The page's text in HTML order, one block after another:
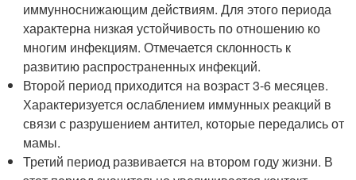
иммунноснижающим действиям. Для этого периода
характерна низкая устойчивость по отношению ко
многим инфекциям. Отмечается склонность к
развитию распространенных инфекций.
Второй период приходится на возраст 3-6 месяцев.
Характеризуется ослаблением иммунных реакций в
связи с разрушением антител, которые передались от
мамы.
Третий период развивается на втором году жизни. В